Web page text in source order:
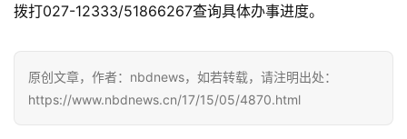
拨打027-12333/51866267查询具体办事进度。
原创文章，作者：nbdnews，如若转载，请注明出处：
https://www.nbdnews.cn/17/15/05/4870.html